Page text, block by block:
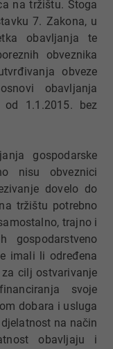
na tržištu. Stoga
7. Zakona, u
obavljanja te
obveznika
obveze
obavljanja
od 1.1.2015. bez
gospodarske
nisu obveznici
dovelo do
tržištu potrebno
trajno i
imali li određena
cilj ostvarivanje
svoje
dobara i usluga
na način
obavljaju i